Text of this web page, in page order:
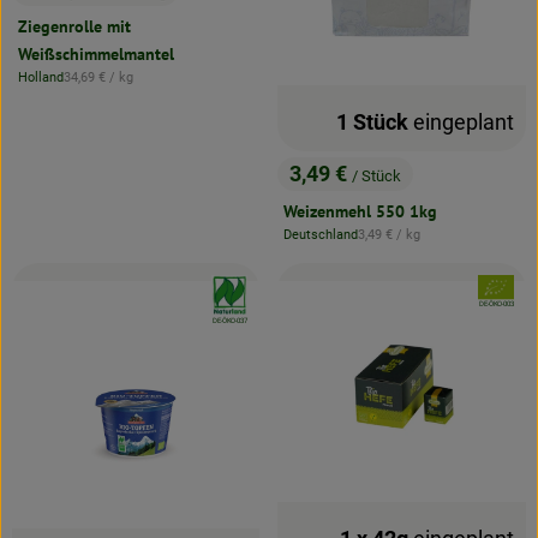
Ziegenrolle mit
Weißschimmelmantel
, Herkunft:
Holland, Referenzpreis:
34,69 € / kg
, Preis:
3,49 €/ Stück
Weizenmehl 550 1kg
, Herkunft:
Deutschland, Referenzpreis:
3,49 € / kg
1 Stück eingeplant
, Verband:
, Kontrollstelle:
DE-ÖKO-037
,
, Kontrollstelle:
DE-ÖKO-003